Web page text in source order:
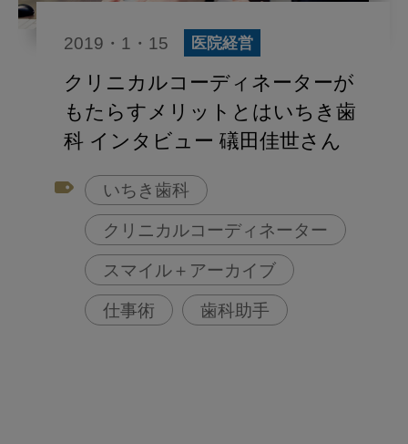
2019・1・15 医院経営
クリニカルコーディネーターが
もたらすメリットとはいちき歯
科 インタビュー 礒田佳世さん
いちき歯科
クリニカルコーディネーター
スマイル＋アーカイブ
仕事術 歯科助手